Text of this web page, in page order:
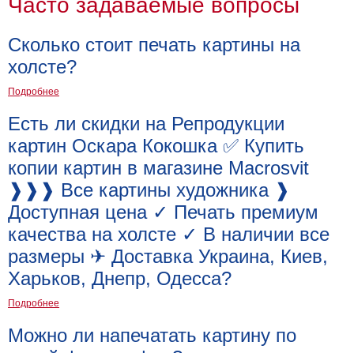
Сколько стоит печать картины на
холсте?
Подробнее
Есть ли скидки на Репродукции
картин Оскара Кокошка ✅ Купить
копии картин в магазине Macrosvit
❱❱❱ Все картины художника ❱
Доступная цена ✓ Печать премиум
качества на холсте ✓ В наличии все
размеры ✈ Доставка Украина, Киев,
Харьков, Днепр, Одесса?
Подробнее
Можно ли напечатать картину по